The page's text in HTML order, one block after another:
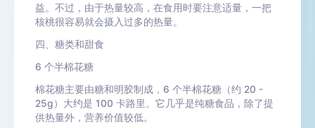
益。不过，由于热量较高，在食用时要注意适量，一把
核桃很容易就会摄入过多的热量。
四、糖类和甜食
6 个半棉花糖
棉花糖主要由糖和明胶制成，6 个半棉花糖（约 20 -
25g）大约是 100 卡路里。它几乎是纯糖食品，除了提
供热量外，营养价值较低。